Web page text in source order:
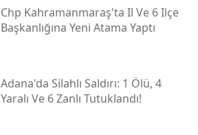
Chp Kahramanmaraş'ta Il Ve 6 Ilçe
Başkanlığına Yeni Atama Yaptı
Adana'da Silahlı Saldırı: 1 Ölü, 4
Yaralı Ve 6 Zanlı Tutuklandı!